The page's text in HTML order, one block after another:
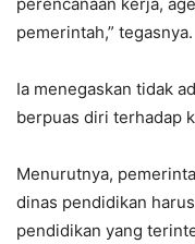
pemerintah,” tegasnya.
Ia menegaskan tidak
berpuas diri terhadap
Menurutnya,
dinas pendidikan
pendidikan yang